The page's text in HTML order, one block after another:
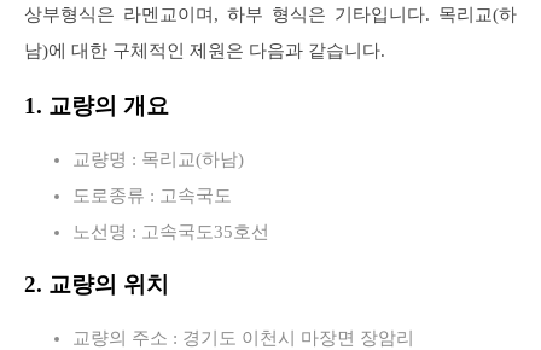
상부형식은 라멘교이며, 하부 형식은 기타입니다. 목리교(하
남)에 대한 구체적인 제원은 다음과 같습니다.
1. 교량의 개요
교량명 : 목리교(하남)
도로종류 : 고속국도
노선명 : 고속국도35호선
2. 교량의 위치
교량의 주소 : 경기도 이천시 마장면 장암리